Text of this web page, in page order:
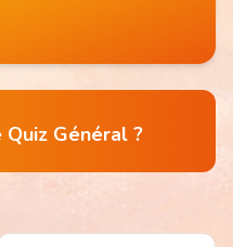
Général ?